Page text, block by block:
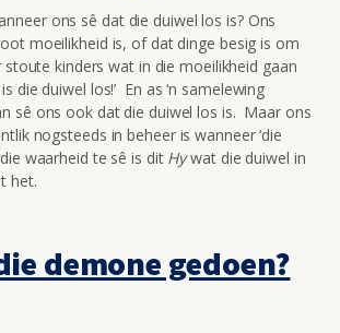
ons sê dat die duiwel los is? Ons
moeilikheid is, of dat dinge besig is om
kinders wat in die moeilikheid gaan
die duiwel los!’ En as ‘n samelewing
sê ons ook dat die duiwel los is. Maar ons
nogsteeds in beheer is wanneer ‘die
waarheid te sê is dit Hywat die duiwel in
het.
demone gedoen?